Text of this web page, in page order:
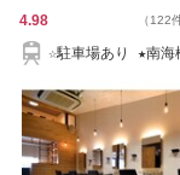
4.98 （122
☆駐車場あり ★南海